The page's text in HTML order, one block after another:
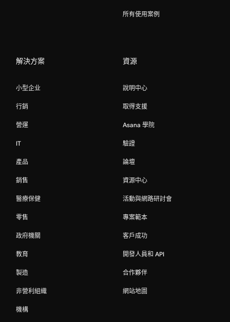
所有使用案例
解決方案
小型企业
行銷
營運
IT
產品
銷售
醫療保健
零售
政府機關
教育
製造
非營利組織
機構
資源
說明中心
取得支援
Asana 學院
驗證
論壇
資源中心
活動與網路研討會
專案範本
客戶成功
開發人員和 API
合作夥伴
網站地圖